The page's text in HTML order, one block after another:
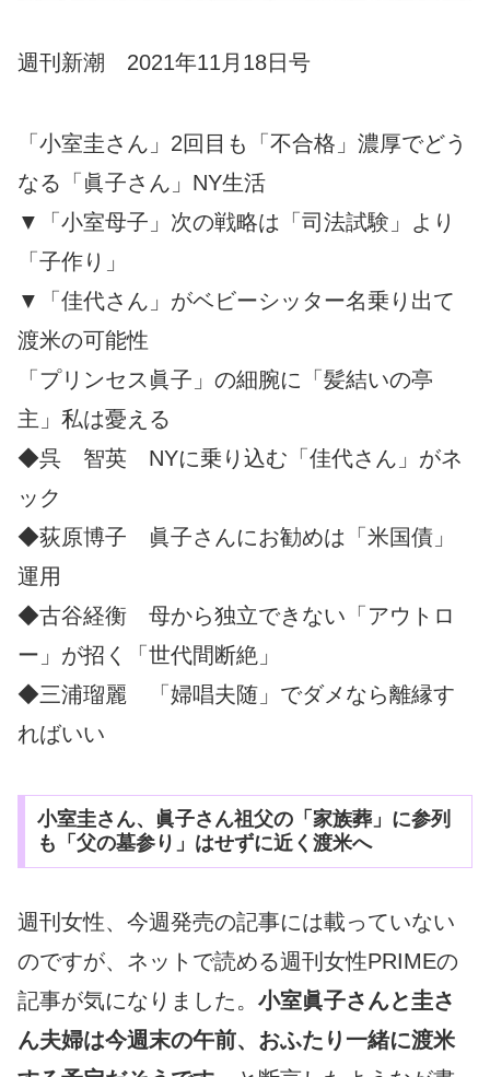
週刊新潮 2021年11月18日号
「小室圭さん」2回目も「不合格」濃厚でどう
なる「眞子さん」NY生活
▼「小室母子」次の戦略は「司法試験」より
「子作り」
▼「佳代さん」がベビーシッター名乗り出て
渡米の可能性
「プリンセス眞子」の細腕に「髪結いの亭
主」私は憂える
◆呉 智英 NYに乗り込む「佳代さん」がネ
ック
◆荻原博子 眞子さんにお勧めは「米国債」
運用
◆古谷経衡 母から独立できない「アウトロ
ー」が招く「世代間断絶」
◆三浦瑠麗 「婦唱夫随」でダメなら離縁す
ればいい
小室圭さん、眞子さん祖父の「家族葬」に参列
も「父の墓参り」はせずに近く渡米へ
週刊女性、今週発売の記事には載っていない
のですが、ネットで読める週刊女性PRIMEの
記事が気になりました。 小室眞子さんと圭さ
ん夫婦は今週末の午前、おふたり一緒に渡米